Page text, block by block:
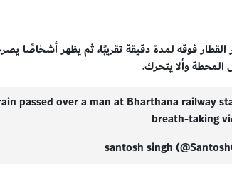
القطار فوقه لمدة دقيقة تقريبًا، ثم يظهر أشخاصًا
المحطة وألا يتحرك.
passed over a man at Bharthana railway
breath-taking